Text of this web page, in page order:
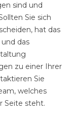
sind und
Sie sich
hat das
das
zu einer Ihrer
Sie
welches
Seite steht.